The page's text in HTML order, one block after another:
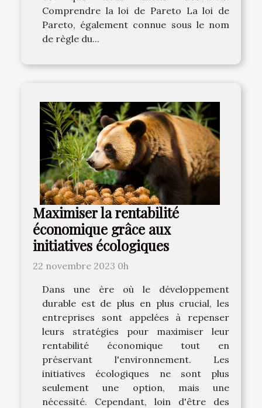
Comprendre la loi de Pareto La loi de
Pareto, également connue sous le nom
de règle du...
Maximiser la rentabilité
économique grâce aux
initiatives écologiques
22 novembre 2023 0h
Dans une ère où le développement
durable est de plus en plus crucial, les
entreprises sont appelées à repenser
leurs stratégies pour maximiser leur
rentabilité économique tout en
préservant l'environnement. Les
initiatives écologiques ne sont plus
seulement une option, mais une
nécessité. Cependant, loin d'être des